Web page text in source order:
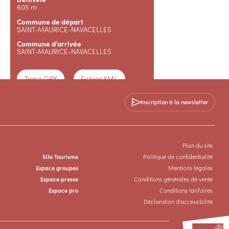
605 m
Commune de départ
SAINT-MAURICE-NAVACELLES
Commune d'arrivée
SAINT-MAURICE-NAVACELLES
Trace GPX Fichier KML
Inscription à la newsletter
Site Tourisme
Espace groupes
Espace presse
Espace pro
Plan du site
Politique de confidentialité
Mentions légales
Conditions générales de vente
Conditions tarifaires
Déclaration d'accessibilité